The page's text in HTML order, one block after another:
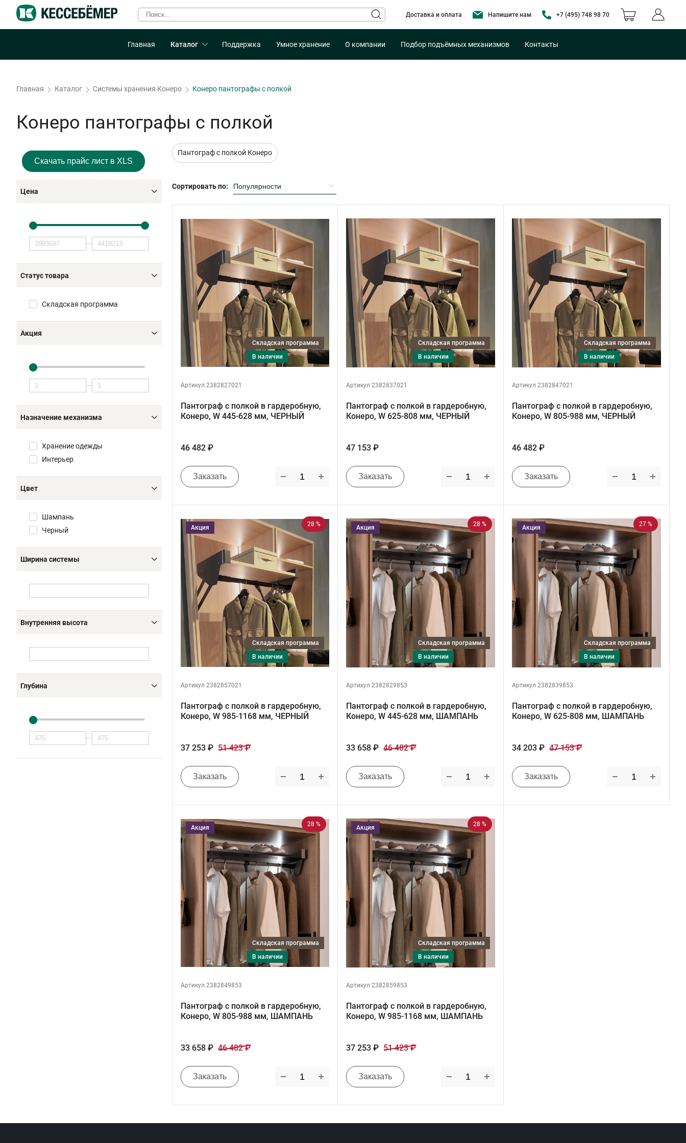
Доставка и оплата Напишите нам +7 (495) 748 98 70
Главная Каталог Поддержка Умное хранение О компании Подбор подъёмных механизмов Контакты
Главная Каталог Системы хранения Конеро Конеро пантографы с полкой
Конеро пантографы с полкой
Скачать прайс лист в XLS
Цена
Статус товара
Складская программа
Акция
Назначение механизма
Хранение одежды
Интерьер
Цвет
Шампань
Черный
Ширина системы
Внутренняя высота
Глубина
Пантограф с полкой Конеро
Сортировать по:
Складская программа
в наличии
Артикул 2382827021
Пантограф с полкой в гардеробную,
Конеро, W 445-628 мм, ЧЕРНЫЙ
46 482 ₽
Заказать
Складская программа
в наличии
Артикул 2382837021
Пантограф с полкой в гардеробную,
Конеро, W 625-808 мм, ЧЕРНЫЙ
47 153 ₽
Заказать
Складская программа
в наличии
Артикул 2382847021
Пантограф с полкой в гардеробную,
Конеро, W 805-988 мм, ЧЕРНЫЙ
46 482 ₽
Заказать
28 %
Складская программа
в наличии
Акция
Артикул 2382857021
Пантограф с полкой в гардеробную,
Конеро, W 985-1168 мм, ЧЕРНЫЙ
37 253 ₽ 51 423 ₽
Заказать
28 %
Складская программа
в наличии
Акция
Артикул 2382829853
Пантограф с полкой в гардеробную,
Конеро, W 445-628 мм, ШАМПАНЬ
33 658 ₽ 46 482 ₽
Заказать
27 %
Складская программа
в наличии
Акция
Артикул 2382839853
Пантограф с полкой в гардеробную,
Конеро, W 625-808 мм, ШАМПАНЬ
34 203 ₽ 47 153 ₽
Заказать
28 %
Складская программа
в наличии
Акция
Артикул 2382849853
Пантограф с полкой в гардеробную,
Конеро, W 805-988 мм, ШАМПАНЬ
33 658 ₽ 46 482 ₽
Заказать
28 %
Складская программа
в наличии
Акция
Артикул 2382859853
Пантограф с полкой в гардеробную,
Конеро, W 985-1168 мм, ШАМПАНЬ
37 253 ₽ 51 423 ₽
Заказать